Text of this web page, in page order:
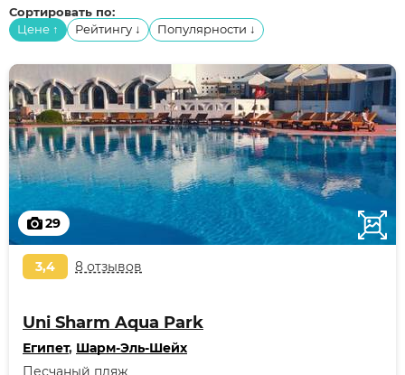
Сортировать по:
Цене ↑ Рейтингу ↓ Популярности ↓
29
3,4 8 отзывов
Uni Sharm Aqua Park
Египет, Шарм-Эль-Шейх
Песчаный пляж